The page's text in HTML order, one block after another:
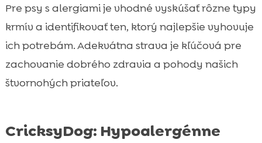
Pre psy s alergiami je vhodné vyskúšať rôzne typy
krmív a identifikovať ten, ktorý najlepšie vyhovuje
ich potrebám. Adekvátna strava je kľúčová pre
zachovanie dobrého zdravia a pohody našich
štvornohých priateľov.
CricksyDog: Hypoalergénne